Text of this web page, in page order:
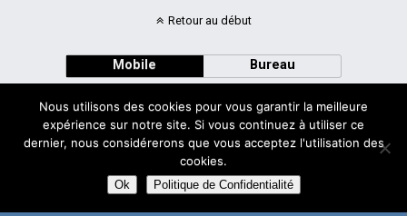
Retour au début
Mobile Bureau
Avec
WPtouch Mobile Suite for WordPress
Nous utilisons des cookies pour vous garantir la meilleure
expérience sur notre site. Si vous continuez à utiliser ce
dernier, nous considérerons que vous acceptez l'utilisation des
cookies.
Ok Politique de Confidentialité